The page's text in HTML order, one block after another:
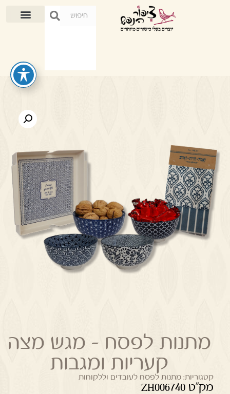
מתנות לפסח – מגש מצה
קעריות ומגבות
קטגוריות: מתנות לפסח לעובדים וללקוחות
מק"ט ZH006740